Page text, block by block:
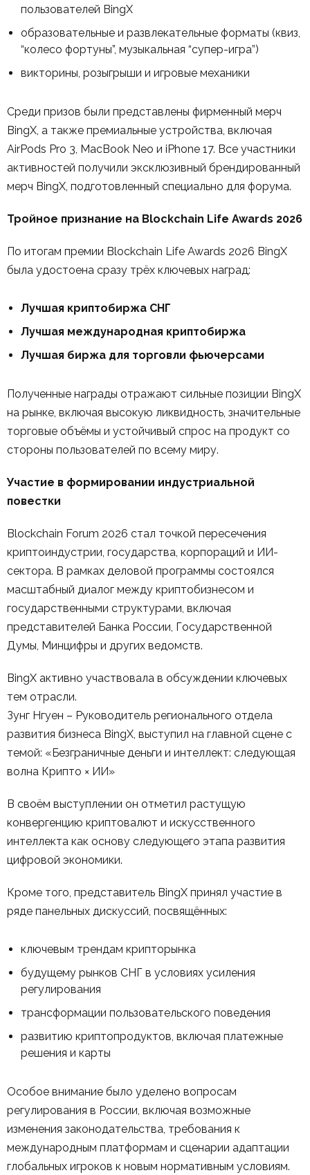
пользователей BingX
образовательные и развлекательные форматы (квиз,
“колесо фортуны”, музыкальная “супер-игра”)
викторины, розыгрыши и игровые механики
Среди призов были представлены фирменный мерч
BingX, а также премиальные устройства, включая
AirPods Pro 3, MacBook Neo и iPhone 17. Все участники
активностей получили эксклюзивный брендированный
мерч BingX, подготовленный специально для форума.
Тройное признание на Blockchain Life Awards 2026
По итогам премии Blockchain Life Awards 2026 BingX
была удостоена сразу трёх ключевых наград:
Лучшая криптобиржа СНГ
Лучшая международная криптобиржа
Лучшая биржа для торговли фьючерсами
Полученные награды отражают сильные позиции BingX
на рынке, включая высокую ликвидность, значительные
торговые объёмы и устойчивый спрос на продукт со
стороны пользователей по всему миру.
Участие в формировании индустриальной
повестки
Blockchain Forum 2026 стал точкой пересечения
криптоиндустрии, государства, корпораций и ИИ-
сектора. В рамках деловой программы состоялся
масштабный диалог между криптобизнесом и
государственными структурами, включая
представителей Банка России, Государственной
Думы, Минцифры и других ведомств.
BingX активно участвовала в обсуждении ключевых
тем отрасли.
Зунг Нгуен – Руководитель регионального отдела
развития бизнеса BingX, выступил на главной сцене с
темой: «Безграничные деньги и интеллект: следующая
волна Крипто × ИИ»
В своём выступлении он отметил растущую
конвергенцию криптовалют и искусственного
интеллекта как основу следующего этапа развития
цифровой экономики.
Кроме того, представитель BingX принял участие в
ряде панельных дискуссий, посвящённых:
ключевым трендам крипторынка
будущему рынков СНГ в условиях усиления
регулирования
трансформации пользовательского поведения
развитию криптопродуктов, включая платежные
решения и карты
Особое внимание было уделено вопросам
регулирования в России, включая возможные
изменения законодательства, требования к
международным платформам и сценарии адаптации
глобальных игроков к новым нормативным условиям.